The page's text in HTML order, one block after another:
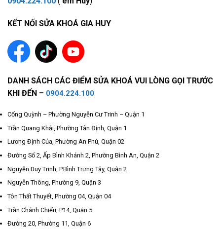
KẾT NỐI SỬA KHOÁ GIA HUY
DANH SÁCH CÁC ĐIỂM SỬA KHOÁ VUI LÒNG GỌI TRƯỚC
KHI ĐẾN – 0904.224.100
Cống Quỳnh – Phường Nguyễn Cư Trinh – Quận 1
Trần Quang Khải, Phường Tân Định, Quận 1
Lương Định Của, Phường An Phú, Quận 02
Đường Số 2, Ấp Bình Khánh 2, Phường Bình An, Quận 2
Nguyễn Duy Trinh, P.Bình Trưng Tây, Quận 2
Nguyễn Thông, Phường 9, Quận 3
Tôn Thất Thuyết, Phường 04, Quận 04
Trần Chánh Chiếu, P14, Quận 5
Đường 20, Phường 11, Quận 6